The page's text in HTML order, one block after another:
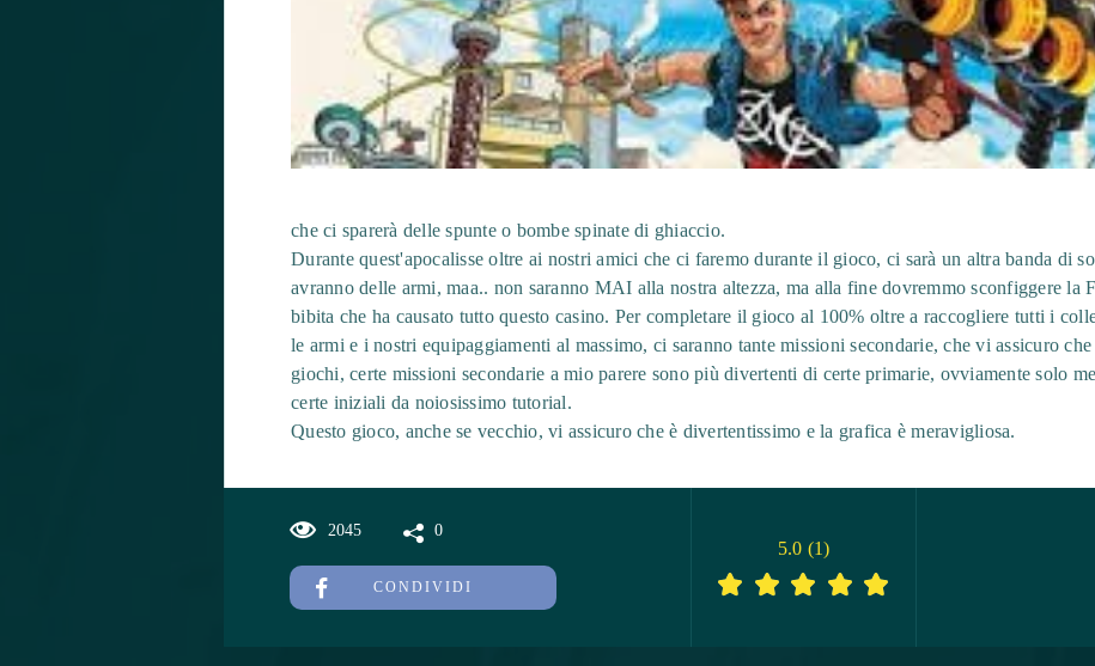
che ci sparerà delle spunte o bombe spinate di ghiaccio.
Durante quest'apocalisse oltre ai nostri amici che ci faremo durante il gioco, ci sarà un altra banda di
avranno delle armi, maa.. non saranno MAI alla nostra altezza, ma alla fine dovremmo sconfiggere la
bibita che ha causato tutto questo casino. Per completare il gioco al 100% oltre a raccogliere tutti i
le armi e i nostri equipaggiamenti al massimo, ci saranno tante missioni secondarie, che vi assicuro
giochi, certe missioni secondarie a mio parere sono più divertenti di certe primarie, ovviamente solo
certe iniziali da noiosissimo tutorial.
Questo gioco, anche se vecchio, vi assicuro che è divertentissimo e la grafica è meravigliosa.
2045 0
CONDIVIDI
5.0 (1)